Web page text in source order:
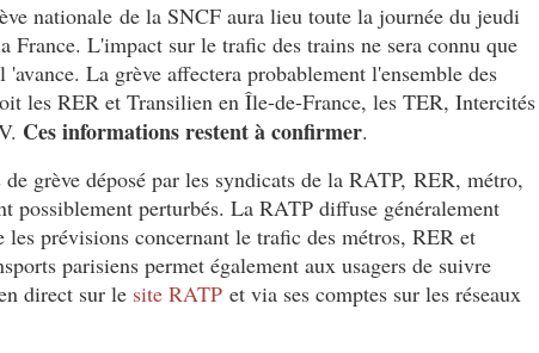
nationale de la SNCF aura lieu toute la journée du jeudi
France. L'impact sur le trafic des trains ne sera connu que
'avance. La grève affectera probablement l'ensemble des
les RER et Transilien en Île-de-France, les TER, Intercités
Ces informations restent à confirmer.
grève déposé par les syndicats de la RATP, RER, métro,
possiblement perturbés. La RATP diffuse généralement
les prévisions concernant le trafic des métros, RER et
parisiens permet également aux usagers de suivre
direct sur le site RATP et via ses comptes sur les réseaux